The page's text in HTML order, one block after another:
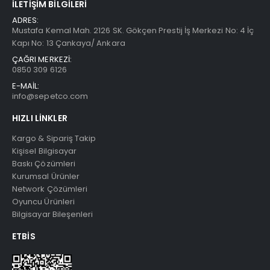
5.005 üzerinden
₺4.173,00
₺
5.00 5
₺4.173,00
İLETIŞIM BILGILERI
ADRES:
Mustafa Kemal Mah. 2126 SK. Gökçen Prestij İş Merkezi No: 4 İç
Kapı No: 13 Çankaya/ Ankara
ÇAĞRI MERKEZİ:
0850 309 6126
E-MAİL:
info@sepetco.com
HIZLI LINKLER
Kargo & Sipariş Takip
Kişisel Bilgisayar
Baskı Çözümleri
Kurumsal Ürünler
Network Çözümleri
Oyuncu Ürünleri
Bilgisayar Bileşenleri
ETBIS